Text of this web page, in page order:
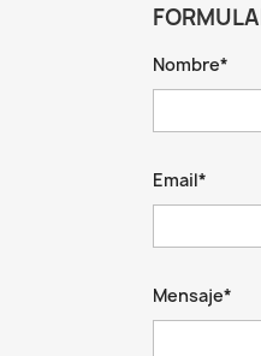
Nombre*
Email*
Mensaje*